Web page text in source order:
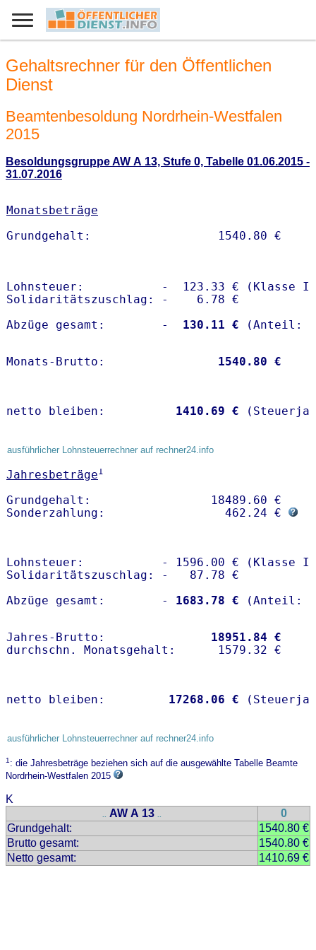
Gehaltsrechner für den Öffentlichen
Dienst
Beamtenbesoldung Nordrhein-Westfalen
2015
Besoldungsgruppe AW A 13, Stufe 0, Tabelle 01.06.2015 -
31.07.2016
Monatsbeträge
Lohnsteuer:           -  123.33 € (Klasse I)
Solidaritätszuschlag: -    6.78 €
Abzüge gesamt:        -
  130.11 €
Monats-Brutto: 1540.80 €
netto bleiben: 1410.69 €
ausführlicher Lohnsteuerrechner auf rechner24.info
Jahresbeträge1
Grundgehalt:                 18489.60 €
Sonderzahlung:                 462.24 €
Lohnsteuer:           - 1596.00 € (Klasse I)
Solidaritätszuschlag: -   87.78 €
Abzüge gesamt:        -
1683.78 €
Jahres-Brutto: 18951.84 €
netto bleiben: 17268.06 €
ausführlicher Lohnsteuerrechner auf rechner24.info
1: die Jahresbeträge beziehen sich auf die ausgewählte Tabelle Beamte
Nordrhein-Westfalen 2015
K
.. AW A 13 ..
0
Grundgehalt:
1540.80 €
Brutto gesamt:
1540.80 €
Netto gesamt:
1410.69 €